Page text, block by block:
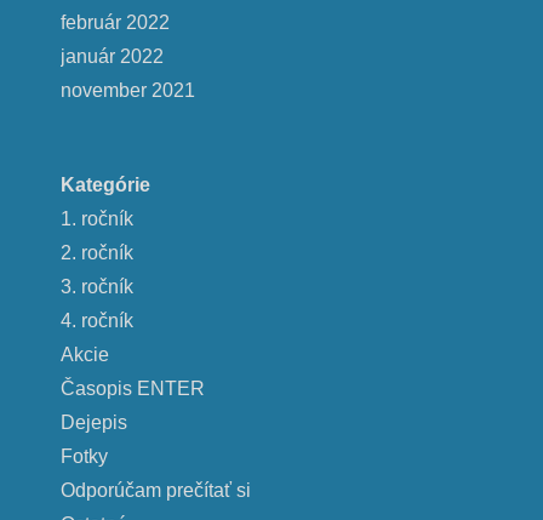
február 2022
január 2022
november 2021
Kategórie
1. ročník
2. ročník
3. ročník
4. ročník
Akcie
Časopis ENTER
Dejepis
Fotky
Odporúčam prečítať si